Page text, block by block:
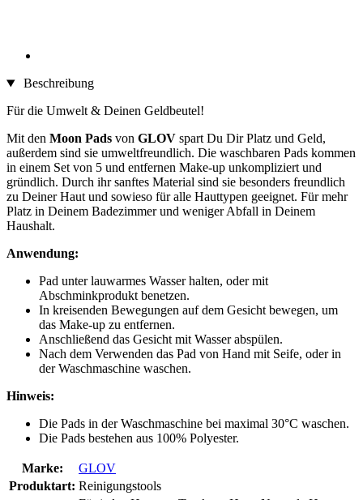
Beschreibung
Für die Umwelt & Deinen Geldbeutel!
Mit den Moon Pads von GLOV spart Du Dir Platz und Geld,
außerdem sind sie umweltfreundlich. Die waschbaren Pads kommen
in einem Set von 5 und entfernen Make-up unkompliziert und
gründlich. Durch ihr sanftes Material sind sie besonders freundlich
zu Deiner Haut und sowieso für alle Hauttypen geeignet. Für mehr
Platz in Deinem Badezimmer und weniger Abfall in Deinem
Haushalt.
Anwendung:
Pad unter lauwarmes Wasser halten, oder mit
Abschminkprodukt benetzen.
In kreisenden Bewegungen auf dem Gesicht bewegen, um
das Make-up zu entfernen.
Anschließend das Gesicht mit Wasser abspülen.
Nach dem Verwenden das Pad von Hand mit Seife, oder in
der Waschmaschine waschen.
Hinweis:
Die Pads in der Waschmaschine bei maximal 30°C waschen.
Die Pads bestehen aus 100% Polyester.
Marke:
GLOV
Produktart: Reinigungstools